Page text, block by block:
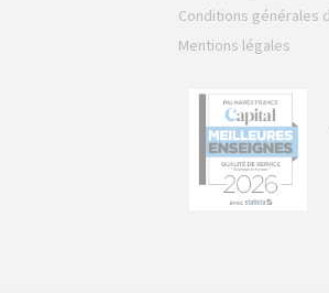
Conditions générales
Mentions légales